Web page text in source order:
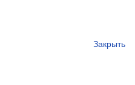
Закрыть